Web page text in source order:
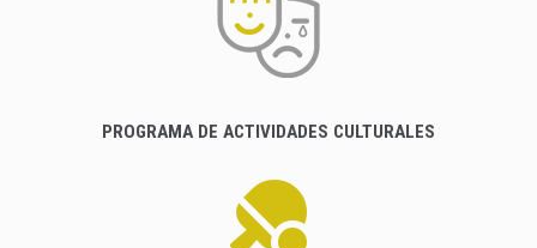
PROGRAMA DE ACTIVIDADES CULTURALES